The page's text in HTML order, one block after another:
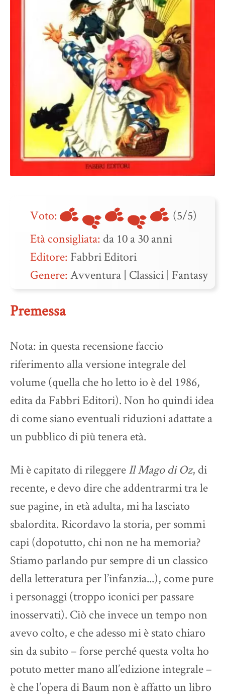
Voto:
(5/5)
Età consigliata: da 10 a 30 anni
Editore: Fabbri Editori
Genere:Avventura | Classici | Fantasy
Premessa
Nota: in questa recensione faccio
riferimento alla versione integrale del
volume (quella che ho letto io è del 1986,
edita da Fabbri Editori). Non ho quindi idea
di come siano eventuali riduzioni adattate a
un pubblico di più tenera età.
Mi è capitato di rileggereIl Mago di Oz, di
recente, e devo dire che addentrarmi tra le
sue pagine, in età adulta, mi ha lasciato
sbalordita. Ricordavo la storia, per sommi
capi (dopotutto, chi non ne ha memoria?
Stiamo parlando pur sempre di un classico
della letteratura per l’infanzia...), come pure
i personaggi (troppo iconici per passare
inosservati). Ciò che invece un tempo non
avevo colto, e che adesso mi è stato chiaro
sin da subito – forse perché questa volta ho
potuto metter mano all’edizione integrale –
è che l’opera di Baum non è affatto un libro